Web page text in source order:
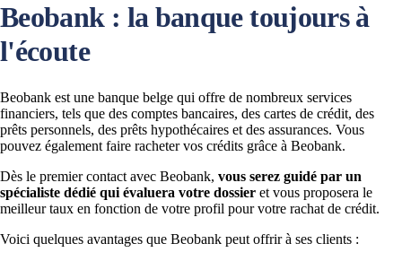
Beobank : la banque toujours à
l'écoute
Beobank est une banque belge qui offre de nombreux services
financiers, tels que des comptes bancaires, des cartes de crédit, des
prêts personnels, des prêts hypothécaires et des assurances. Vous
pouvez également faire racheter vos crédits grâce à Beobank.
Dès le premier contact avec Beobank, vous serez guidé par un
spécialiste dédié qui évaluera votre dossier et vous proposera le
meilleur taux en fonction de votre profil pour votre rachat de crédit.
Voici quelques avantages que Beobank peut offrir à ses clients :